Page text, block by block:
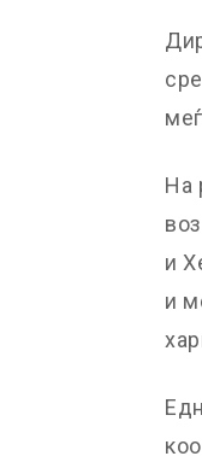
На
и
и